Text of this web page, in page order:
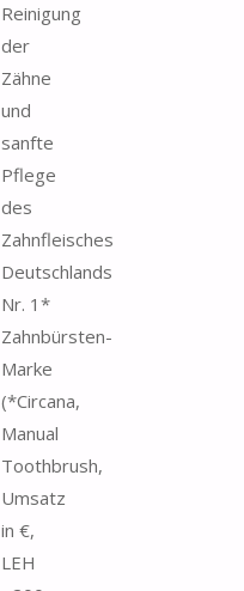
Reinigung
der
Zähne
und
sanfte
Pflege
des
Zahnfleisches
Deutschlands
Nr. 1*
Zahnbürsten-
Marke
(*Circana,
Manual
Toothbrush,
Umsatz
in €,
LEH